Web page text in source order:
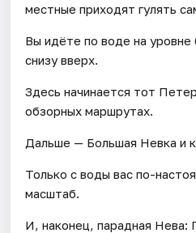
местные приходят гулять
Вы идёте по воде на уровне
снизу вверх.
Здесь начинается тот
обзорных маршрутах.
Дальше — Большая Невка и
Только с воды вас по-
масштаб.
И, наконец, парадная Нева: